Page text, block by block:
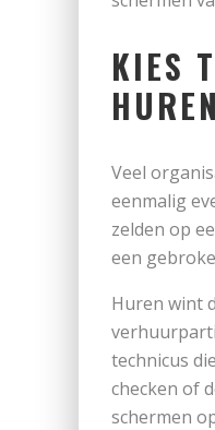
KIES
HUREN
Veel
eenmalig
zelden op
een
Huren wint
technicus
checken of
schermen